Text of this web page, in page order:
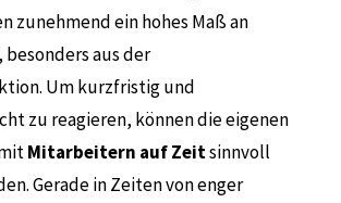
zunehmend ein hohes Maß an
besonders aus der
Um kurzfristig und
zu reagieren, können die eigenen
Mitarbeitern auf Zeitsinnvoll
Gerade in Zeiten von enger